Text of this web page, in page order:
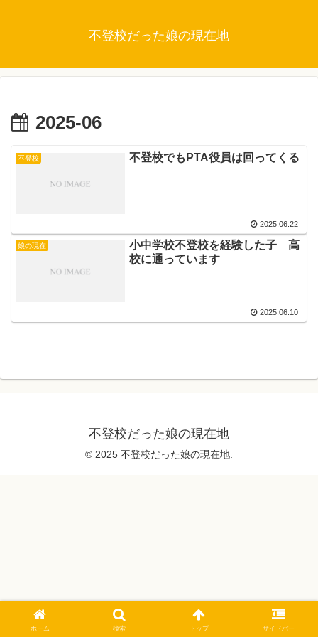
不登校だった娘の現在地
2025-06
不登校 不登校でもPTA役員は回ってくる
2025.06.22
娘の現在
小中学校不登校を経験した子 高
校に通っています
2025.06.10
不登校だった娘の現在地
© 2025 不登校だった娘の現在地.
ホーム 検索 トップ サイドバー